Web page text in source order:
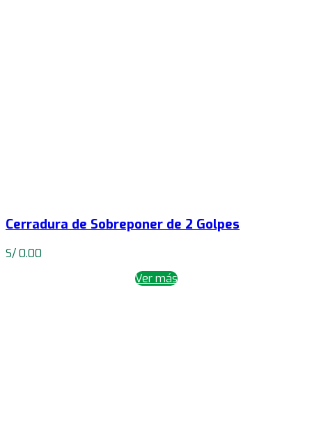
Cerradura de Sobreponer de 2 Golpes
S/0.00
Ver más